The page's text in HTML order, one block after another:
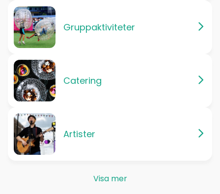
Gruppaktiviteter
Catering
Artister
Visa mer